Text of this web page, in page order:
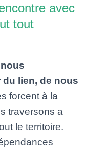
avec
tout
lien, de nous
forcent à la
traversons a
le territoire.